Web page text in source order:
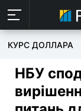
КУРС ДОЛЛАРА
НБУ